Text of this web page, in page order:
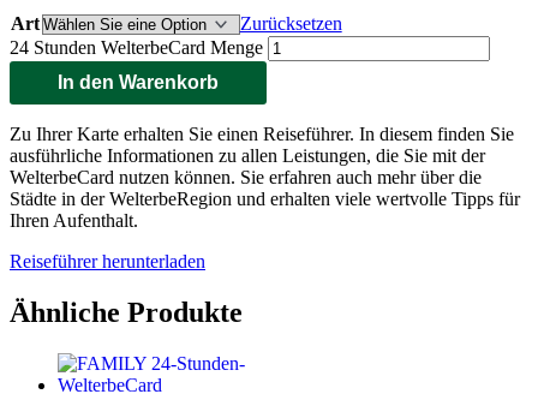
Art
Zurücksetzen
24 Stunden WelterbeCard Menge
In den Warenkorb
Zu Ihrer Karte erhalten Sie einen Reiseführer. In diesem finden Sie
ausführliche Informationen zu allen Leistungen, die Sie mit der
WelterbeCard nutzen können. Sie erfahren auch mehr über die
Städte in der WelterbeRegion und erhalten viele wertvolle Tipps für
Ihren Aufenthalt.
Reiseführer herunterladen
Ähnliche Produkte